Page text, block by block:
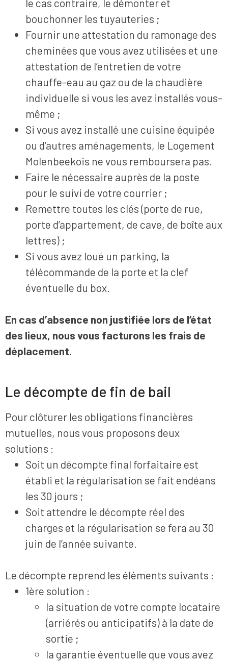
le cas contraire, le démonter et
bouchonner les tuyauteries ;
Fournir une attestation du ramonage des
cheminées que vous avez utilisées et une
attestation de l’entretien de votre
chauffe-eau au gaz ou de la chaudière
individuelle si vous les avez installés vous-
même ;
Si vous avez installé une cuisine équipée
ou d’autres aménagements, le Logement
Molenbeekois ne vous remboursera pas.
Faire le nécessaire auprès de la poste
pour le suivi de votre courrier ;
Remettre toutes les clés (porte de rue,
porte d’appartement, de cave, de boîte aux
lettres) ;
Si vous avez loué un parking, la
télécommande de la porte et la clef
éventuelle du box.
En cas d’absence non justifiée lors de l’état
des lieux, nous vous facturons les frais de
déplacement.
Le décompte de fin de bail
Pour clôturer les obligations financières
mutuelles, nous vous proposons deux
solutions :
Soit un décompte final forfaitaire est
établi et la régularisation se fait endéans
les 30 jours ;
Soit attendre le décompte réel des
charges et la régularisation se fera au 30
juin de l’année suivante.
Le décompte reprend les éléments suivants :
1ère solution :
la situation de votre compte locataire
(arriérés ou anticipatifs) à la date de
sortie ;
la garantie éventuelle que vous avez